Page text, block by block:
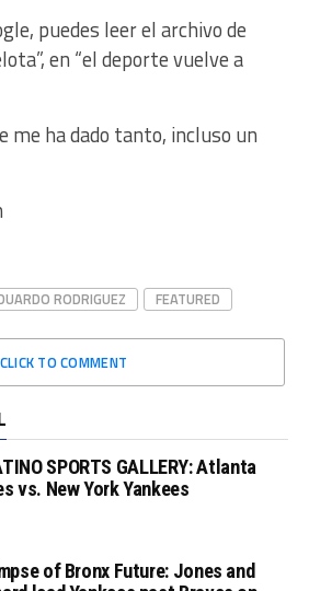
puedes leer el archivo de
en “el deporte vuelve a
me ha dado tanto, incluso un
RODRIGUEZ FEATURED
CLICK TO COMMENT
SPORTS GALLERY: Atlanta
vs. New York Yankees
of Bronx Future: Jones and